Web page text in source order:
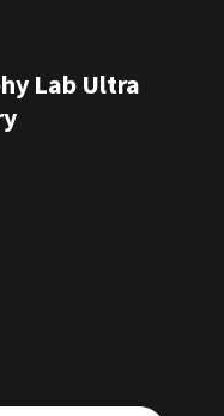
Lab Ultra